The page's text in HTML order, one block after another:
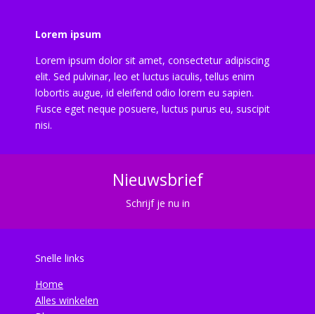
Lorem ipsum
Lorem ipsum dolor sit amet, consectetur adipiscing
elit. Sed pulvinar, leo et luctus iaculis, tellus enim
lobortis augue, id eleifend odio lorem eu sapien.
Fusce eget neque posuere, luctus purus eu, suscipit
nisi.
Nieuwsbrief
Schrijf je nu in
Snelle links
Home
Alles winkelen